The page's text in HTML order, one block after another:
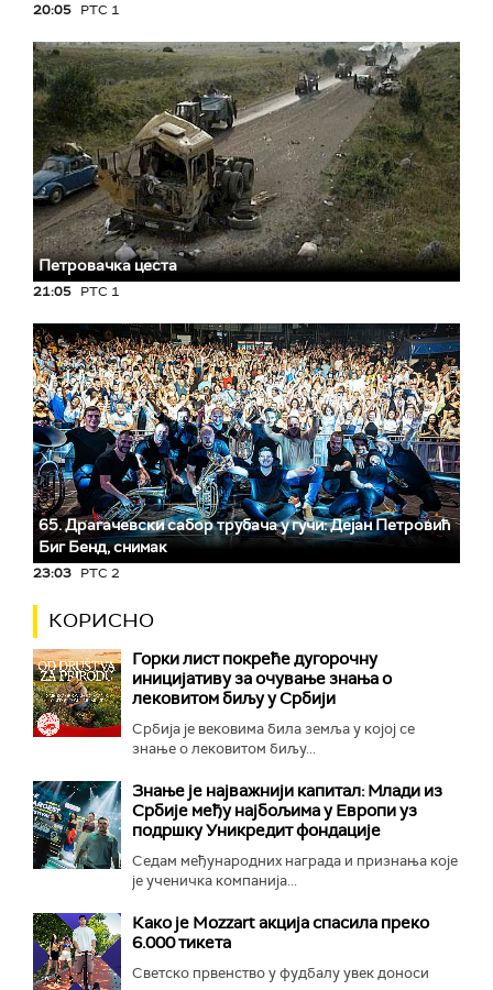
20:05 РТС 1
Петровачка цеста
21:05 РТС 1
65. Драгачевски сабор трубача у гучи: Дејан Петровић
Биг Бeнд, снимак
23:03 РТС 2
КОРИСНО
Горки лист покреће дугорочну
иницијативу за очување знања о
лековитом биљу у Србији
Србија је вековима била земља у којој се
знање о лековитом биљу...
Знање је најважнији капитал: Млади из
Србије међу најбољима у Европи уз
подршку Уникредит фондације
Седам међународних награда и признања које
је ученичка компанија...
Како је Mozzart акција спасила преко
6.000 тикета
Светско првенство у фудбалу увек доноси